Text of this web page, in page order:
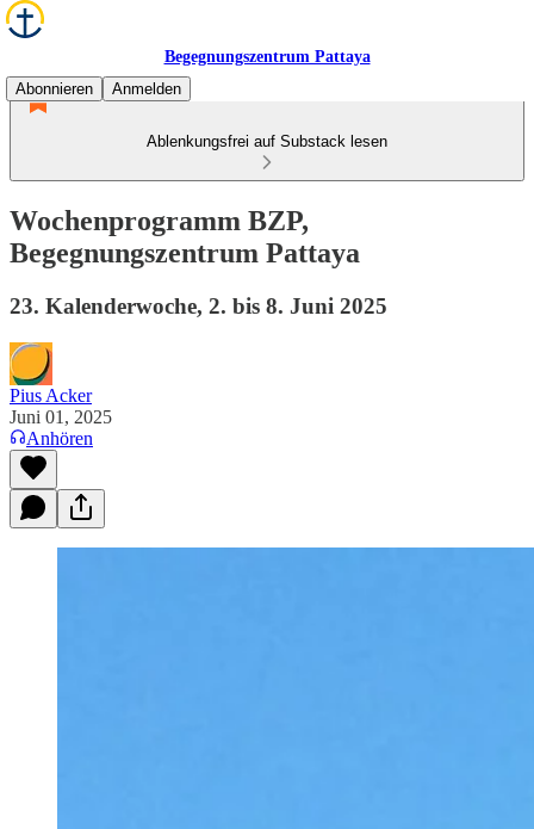
Begegnungszentrum Pattaya
Abonnieren
Anmelden
Ablenkungsfrei auf Substack lesen
Wochenprogramm BZP,
Begegnungszentrum Pattaya
23. Kalenderwoche, 2. bis 8. Juni 2025
Pius Acker
Juni 01, 2025
Anhören